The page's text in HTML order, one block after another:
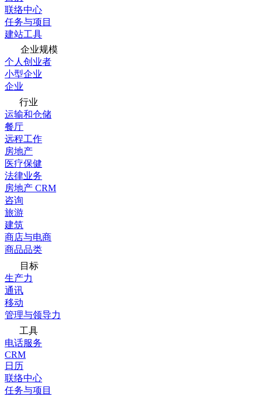
联络中心
任务与项目
建站工具
企业规模
个人创业者
小型企业
企业
行业
运输和仓储
餐厅
远程工作
房地产
医疗保健
法律业务
房地产 CRM
咨询
旅游
建筑
商店与电商
商品品类
目标
生产力
通讯
移动
管理与领导力
工具
电话服务
CRM
日历
联络中心
任务与项目